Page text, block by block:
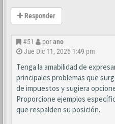
Responder
#51 porano
Jue Dic 11, 2025 1:49 pm
Tenga la amabilidad de
principales problemas que
de impuestos y sugiera
Proporcione ejemplos
que respalden su posición.